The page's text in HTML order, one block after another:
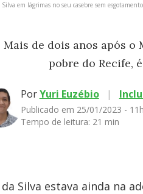
em lágrimas no seu casebre sem
Mais de dois anos após o
pobre do Recife,
PorYuri Euzébio |
Publicado em 25/01/2023 -
Tempo de leitura: 21 min
Silva estava ainda na